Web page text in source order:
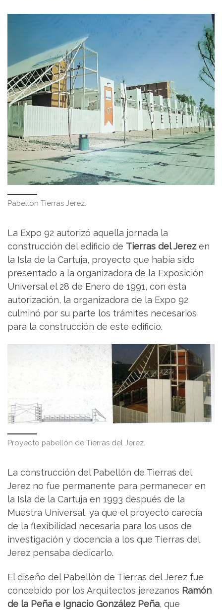
Pabellón Tierras Jerez.
La Expo 92 autorizó aquella jornada la
construcción del edificio de Tierras del Jerezen
la Isla de la Cartuja, proyecto que había sido
presentado a la organizadora de la Exposición
Universal el 28 de Enero de 1991, con esta
autorización, la organizadora de la Expo 92
culminó por su parte los trámites necesarios
para la construcción de este edificio.
Proyecto pabellón de Tierras del Jerez.
La construcción del Pabellón de Tierras del
Jerez no fue permanente para permanecer en
la Isla de la Cartuja en 1993 después de la
Muestra Universal, ya que el proyecto carecía
de la flexibilidad necesaria para los usos de
investigación y docencia a los que Tierras del
Jerez pensaba dedicarlo.
El diseño del Pabellón de Tierras del Jerez fue
concebido por los Arquitectos jerezanos Ramón
de la Peña e Ignacio González Peña, que